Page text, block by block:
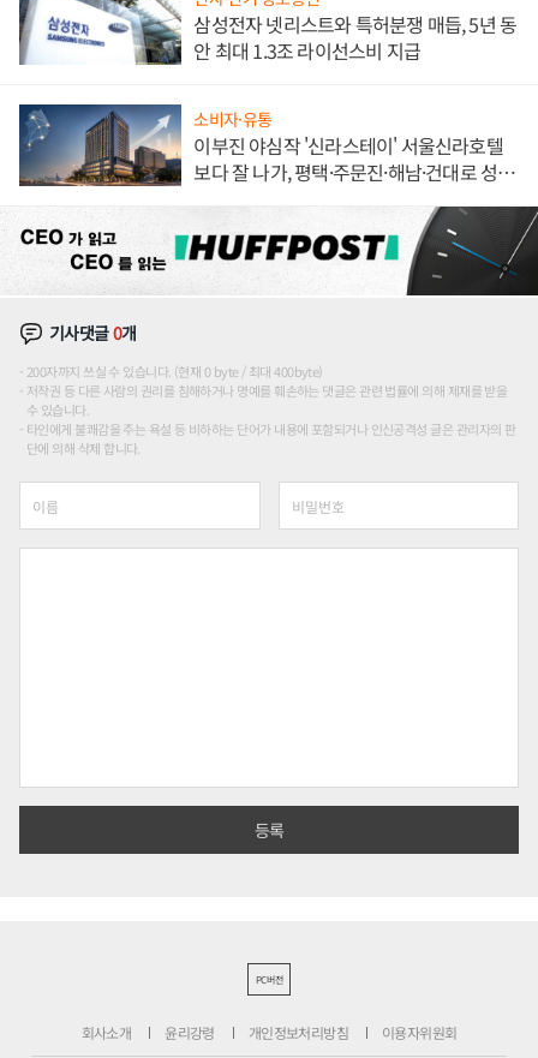
삼성전자 넷리스트와 특허분쟁 매듭, 5년 동
안 최대 1.3조 라이선스비 지급
소비자·유통
이부진 야심작 '신라스테이' 서울신라호텔
보다 잘 나가, 평택·주문진·해남·건대로 성
기사댓글0개
200자까지 쓰실 수 있습니다. (현재 0 byte / 최대 400byte)
저작권 등 다른 사람의 권리를 침해하거나 명예를 훼손하는 댓글은 관련 법률에 의해 제재를 받을
수 있습니다.
타인에게 불쾌감을 주는 욕설 등 비하하는 단어가 내용에 포함되거나 인신공격성 글은 관리자의 판
단에 의해 삭제 합니다.
PC버전
회사소개 윤리강령 개인정보처리방침 이용자위원회